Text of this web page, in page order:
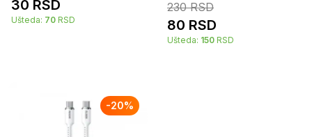
30 RSD
Ušteda: 70 RSD
230RSD
80 RSD
Ušteda: 150 RSD
-20%